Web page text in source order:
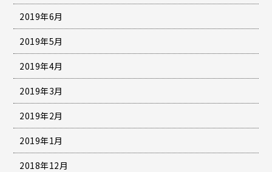
2019年6月
2019年5月
2019年4月
2019年3月
2019年2月
2019年1月
2018年12月